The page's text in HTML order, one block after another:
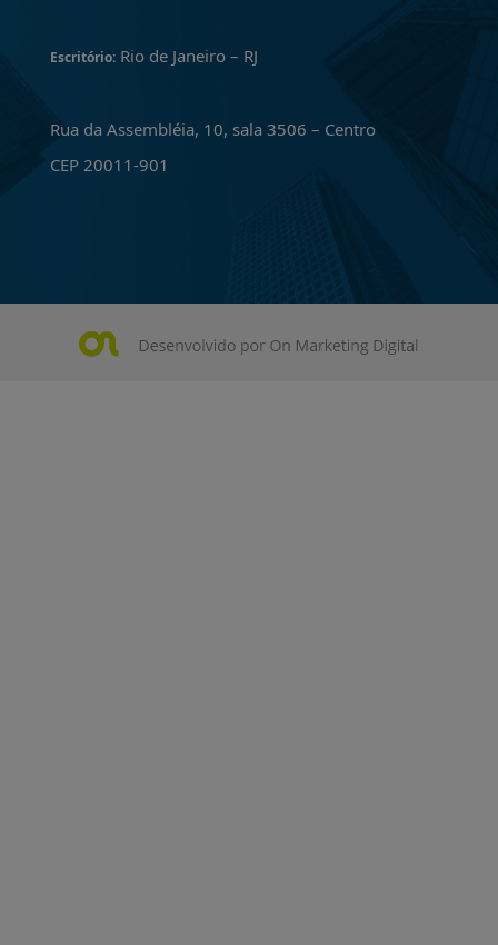
Escritório:Rio de Janeiro – RJ
Rua da Assembléia, 10, sala 3506 – Centro
CEP 20011-901